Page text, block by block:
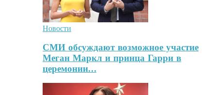
Новости
СМИ обсуждают возможное участие
Меган Маркл и принца Гарри в
церемонии…